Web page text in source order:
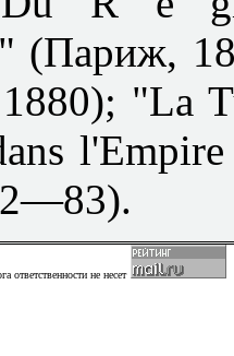
(Париж,
"La
ответственности не несет